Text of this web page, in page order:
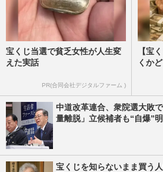
宝くじ当選で貧乏女性が人生変
えた実話
PR(合同会社デジタルファーム )
【宝
くか
中道改革連合、衆院選大敗
量離脱」立候補者も“自爆”
宝くじを知らないまま買う